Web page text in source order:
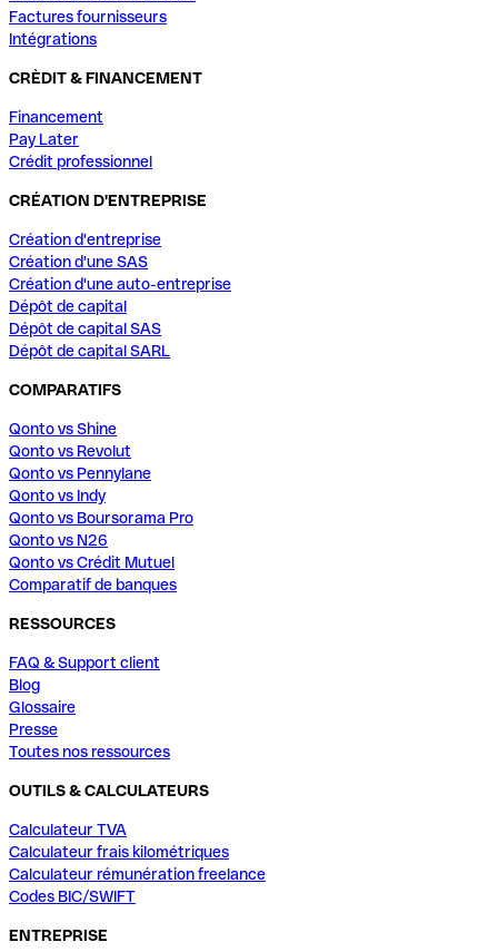
Factures fournisseurs
Intégrations
CRÈDIT & FINANCEMENT
Financement
Pay Later
Crédit professionnel
CRÉATION D'ENTREPRISE
Création d'entreprise
Création d'une SAS
Création d'une auto-entreprise
Dépôt de capital
Dépôt de capital SAS
Dépôt de capital SARL
COMPARATIFS
Qonto vs Shine
Qonto vs Revolut
Qonto vs Pennylane
Qonto vs Indy
Qonto vs Boursorama Pro
Qonto vs N26
Qonto vs Crédit Mutuel
Comparatif de banques
RESSOURCES
FAQ & Support client
Blog
Glossaire
Presse
Toutes nos ressources
OUTILS & CALCULATEURS
Calculateur TVA
Calculateur frais kilométriques
Calculateur rémunération freelance
Codes BIC/SWIFT
ENTREPRISE